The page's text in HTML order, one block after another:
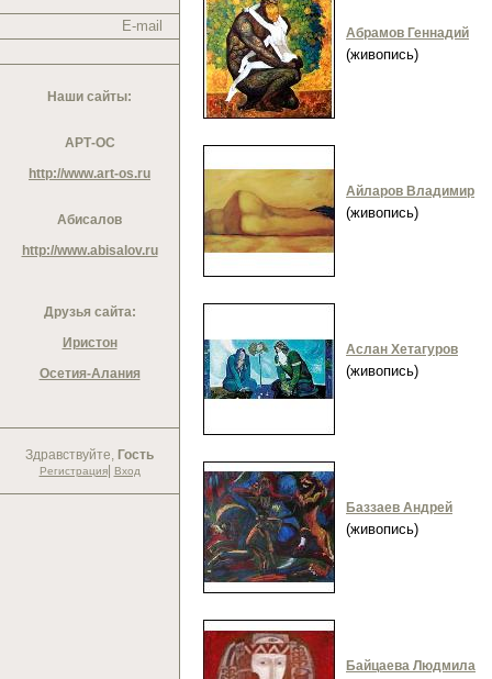
E-mail
Наши сайты:
АРТ-ОС
http://www.art-os.ru
Абисалов
http://www.abisalov.ru
Друзья сайта:
Иристон
Осетия-Алания
Здравствуйте, Гость
Регистрация| Вход
Абрамов Геннадий
(живопись)
Айларов Владимир
(живопись)
Аслан Хетагуров
(живопись)
Баззаев Андрей
(живопись)
Байцаева Людмила